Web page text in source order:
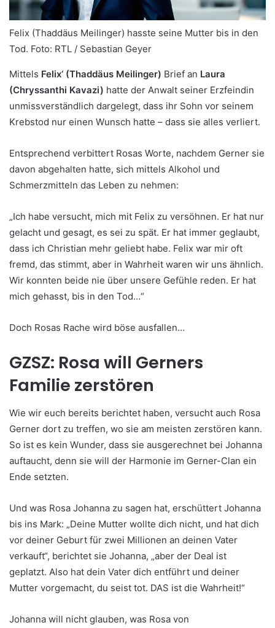
Felix (Thaddäus Meilinger) hasste seine Mutter bis in den
Tod. Foto: RTL / Sebastian Geyer
Mittels Felix‘ (Thaddäus Meilinger) Brief an Laura
(Chryssanthi Kavazi) hatte der Anwalt seiner Erzfeindin
unmissverständlich dargelegt, dass ihr Sohn vor seinem
Krebstod nur einen Wunsch hatte – dass sie alles verliert.
Entsprechend verbittert Rosas Worte, nachdem Gerner sie
davon abgehalten hatte, sich mittels Alkohol und
Schmerzmitteln das Leben zu nehmen:
„Ich habe versucht, mich mit Felix zu versöhnen. Er hat nur
gelacht und gesagt, es sei zu spät. Er hat immer geglaubt,
dass ich Christian mehr geliebt habe. Felix war mir oft
fremd, das stimmt, aber in Wahrheit waren wir uns ähnlich.
Wir konnten beide nie über unsere Gefühle reden. Er hat
mich gehasst, bis in den Tod…“
Doch Rosas Rache wird böse ausfallen…
GZSZ: Rosa will Gerners
Familie zerstören
Wie wir euch bereits berichtet haben, versucht auch Rosa
Gerner dort zu treffen, wo sie am meisten zerstören kann.
So ist es kein Wunder, dass sie ausgerechnet bei Johanna
auftaucht, denn sie will der Harmonie im Gerner-Clan ein
Ende setzten.
Und was Rosa Johanna zu sagen hat, erschüttert Johanna
bis ins Mark: „Deine Mutter wollte dich nicht, und hat dich
vor deiner Geburt für zwei Millionen an deinen Vater
verkauft“, berichtet sie Johanna, „aber der Deal ist
geplatzt. Also hat dein Vater dich entführt und deiner
Mutter vorgemacht, du seist tot. DAS ist die Wahrheit!“
Johanna will nicht glauben, was Rosa von